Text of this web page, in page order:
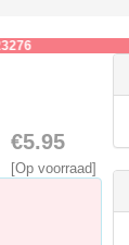
€5.95
[Op voorraad]